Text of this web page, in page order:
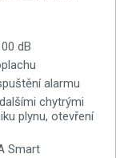
dB
alarmu
chytrými
plynu, otevření
Smart